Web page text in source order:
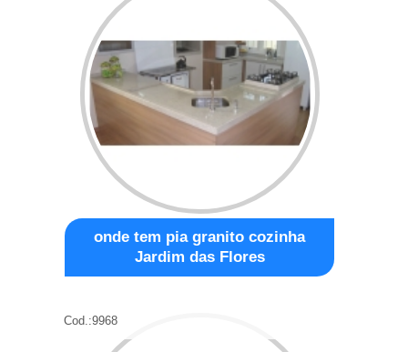
onde tem pia granito cozinha
Jardim das Flores
Cod.:9968